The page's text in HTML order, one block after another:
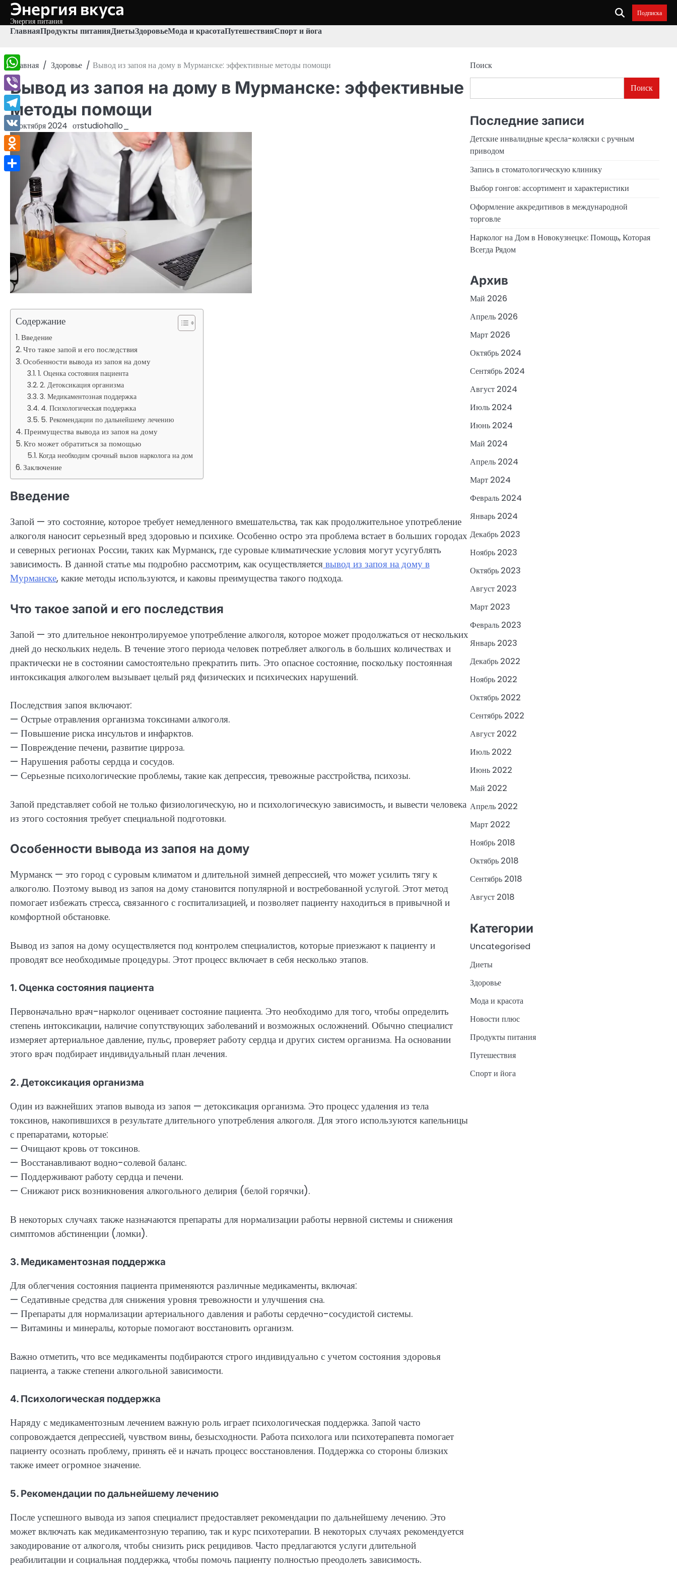
Перейти
содержимому
Энергия вкуса
Энергия питания
Подписка
ГлавнаяПродукты питанияДиетыЗдоровьеМода и красотаПутешествияСпорт и йога
Главная Здоровье Вывод из запоя на дому в Мурманске: эффективные методы помощи
Вывод из запоя на дому в Мурманске: эффективные
методы помощи
21 октября 2024 отstudiohallo_
Содержание
Введение
Что такое запой и его последствия
Особенности вывода из запоя на дому
1. Оценка состояния пациента
2. Детоксикация организма
3. Медикаментозная поддержка
4. Психологическая поддержка
5. Рекомендации по дальнейшему лечению
Преимущества вывода из запоя на дому
Кто может обратиться за помощью
Когда необходим срочный вызов нарколога на дом
Заключение
Введение
Запой — это состояние, которое требует немедленного вмешательства, так как продолжительное употребление
алкоголя наносит серьезный вред здоровью и психике. Особенно остро эта проблема встает в больших городах
и северных регионах России, таких как Мурманск, где суровые климатические условия могут усугублять
зависимость. В данной статье мы подробно рассмотрим, как осуществляетсявывод из запоя на дому в
Мурманске, какие методы используются, и каковы преимущества такого подхода.
Что такое запой и его последствия
Запой — это длительное неконтролируемое употребление алкоголя, которое может продолжаться от нескольких
дней до нескольких недель. В течение этого периода человек потребляет алкоголь в больших количествах и
практически не в состоянии самостоятельно прекратить пить. Это опасное состояние, поскольку постоянная
интоксикация алкоголем вызывает целый ряд физических и психических нарушений.
Последствия запоя включают:
— Острые отравления организма токсинами алкоголя.
— Повышение риска инсультов и инфарктов.
— Повреждение печени, развитие цирроза.
— Нарушения работы сердца и сосудов.
— Серьезные психологические проблемы, такие как депрессия, тревожные расстройства, психозы.
Запой представляет собой не только физиологическую, но и психологическую зависимость, и вывести человека
из этого состояния требует специальной подготовки.
Особенности вывода из запоя на дому
Мурманск — это город с суровым климатом и длительной зимней депрессией, что может усилить тягу к
алкоголю. Поэтому вывод из запоя на дому становится популярной и востребованной услугой. Этот метод
помогает избежать стресса, связанного с госпитализацией, и позволяет пациенту находиться в привычной и
комфортной обстановке.
Вывод из запоя на дому осуществляется под контролем специалистов, которые приезжают к пациенту и
проводят все необходимые процедуры. Этот процесс включает в себя несколько этапов.
1. Оценка состояния пациента
Первоначально врач-нарколог оценивает состояние пациента. Это необходимо для того, чтобы определить
степень интоксикации, наличие сопутствующих заболеваний и возможных осложнений. Обычно специалист
измеряет артериальное давление, пульс, проверяет работу сердца и других систем организма. На основании
этого врач подбирает индивидуальный план лечения.
2. Детоксикация организма
Один из важнейших этапов вывода из запоя — детоксикация организма. Это процесс удаления из тела
токсинов, накопившихся в результате длительного употребления алкоголя. Для этого используются капельницы
с препаратами, которые:
— Очищают кровь от токсинов.
— Восстанавливают водно-солевой баланс.
— Поддерживают работу сердца и печени.
— Снижают риск возникновения алкогольного делирия (белой горячки).
В некоторых случаях также назначаются препараты для нормализации работы нервной системы и снижения
симптомов абстиненции (ломки).
3. Медикаментозная поддержка
Для облегчения состояния пациента применяются различные медикаменты, включая:
— Седативные средства для снижения уровня тревожности и улучшения сна.
— Препараты для нормализации артериального давления и работы сердечно-сосудистой системы.
— Витамины и минералы, которые помогают восстановить организм.
Важно отметить, что все медикаменты подбираются строго индивидуально с учетом состояния здоровья
пациента, а также степени алкогольной зависимости.
4. Психологическая поддержка
Наряду с медикаментозным лечением важную роль играет психологическая поддержка. Запой часто
сопровождается депрессией, чувством вины, безысходности. Работа психолога или психотерапевта помогает
пациенту осознать проблему, принять её и начать процесс восстановления. Поддержка со стороны близких
также имеет огромное значение.
5. Рекомендации по дальнейшему лечению
После успешного вывода из запоя специалист предоставляет рекомендации по дальнейшему лечению. Это
может включать как медикаментозную терапию, так и курс психотерапии. В некоторых случаях рекомендуется
закодирование от алкоголя, чтобы снизить риск рецидивов. Часто предлагаются услуги длительной
реабилитации и социальная поддержка, чтобы помочь пациенту полностью преодолеть зависимость.
Поиск
Поиск
Последние записи
Детские инвалидные кресла-коляски с ручным
приводом
Запись в стоматологическую клинику
Выбор гонгов: ассортимент и характеристики
Оформление аккредитивов в международной
торговле
Нарколог на Дом в Новокузнецке: Помощь, Которая
Всегда Рядом
Архив
Май 2026
Апрель 2026
Март 2026
Октябрь 2024
Сентябрь 2024
Август 2024
Июль 2024
Июнь 2024
Май 2024
Апрель 2024
Март 2024
Февраль 2024
Январь 2024
Декабрь 2023
Ноябрь 2023
Октябрь 2023
Август 2023
Март 2023
Февраль 2023
Январь 2023
Декабрь 2022
Ноябрь 2022
Октябрь 2022
Сентябрь 2022
Август 2022
Июль 2022
Июнь 2022
Май 2022
Апрель 2022
Март 2022
Ноябрь 2018
Октябрь 2018
Сентябрь 2018
Август 2018
Категории
Uncategorised
Диеты
Здоровье
Мода и красота
Новости плюс
Продукты питания
Путешествия
Спорт и йога
WhatsApp
Viber
Telegram
VK
Odnoklassniki
Отправить